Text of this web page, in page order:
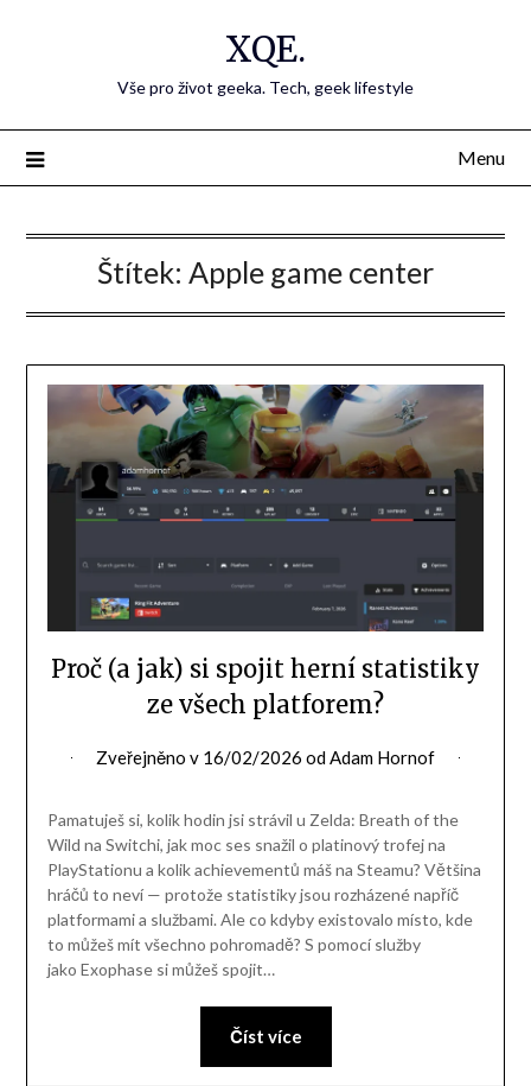
XQE.
Vše pro život geeka. Tech, geek lifestyle
Menu
Štítek: Apple game center
Proč (a jak) si spojit herní statistiky
ze všech platforem?
Zveřejněno v 16/02/2026 odAdam Hornof
Pamatuješ si, kolik hodin jsi strávil u Zelda: Breath of the
Wild na Switchi, jak moc ses snažil o platinový trofej na
PlayStationu a kolik achievementů máš na Steamu? Většina
hráčů to neví — protože statistiky jsou rozházené napříč
platformami a službami. Ale co kdyby existovalo místo, kde
to můžeš mít všechno pohromadě? S pomocí služby
jako Exophase si můžeš spojit…
Číst více